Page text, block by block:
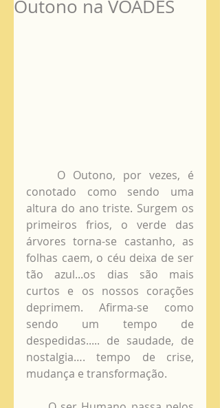
Outono na VOADES
conotado como sendo uma
altura do ano triste. Surgem os
primeiros frios, o verde das
árvores torna-se castanho, as
folhas caem, o céu deixa de ser
tão azul...os dias são mais
curtos e os nossos corações
deprimem. Afirma-se como
sendo um tempo de
despedidas..... de saudade, de
nostalgia…. tempo de crise,
mudança e transformação.